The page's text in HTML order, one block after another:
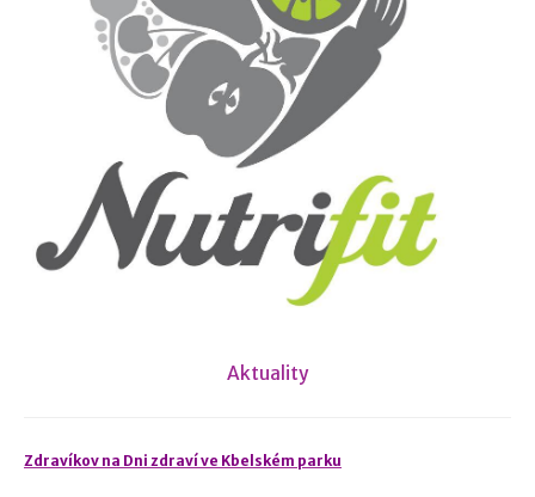
Aktuality
Zdravíkov na Dni zdraví ve Kbelském parku